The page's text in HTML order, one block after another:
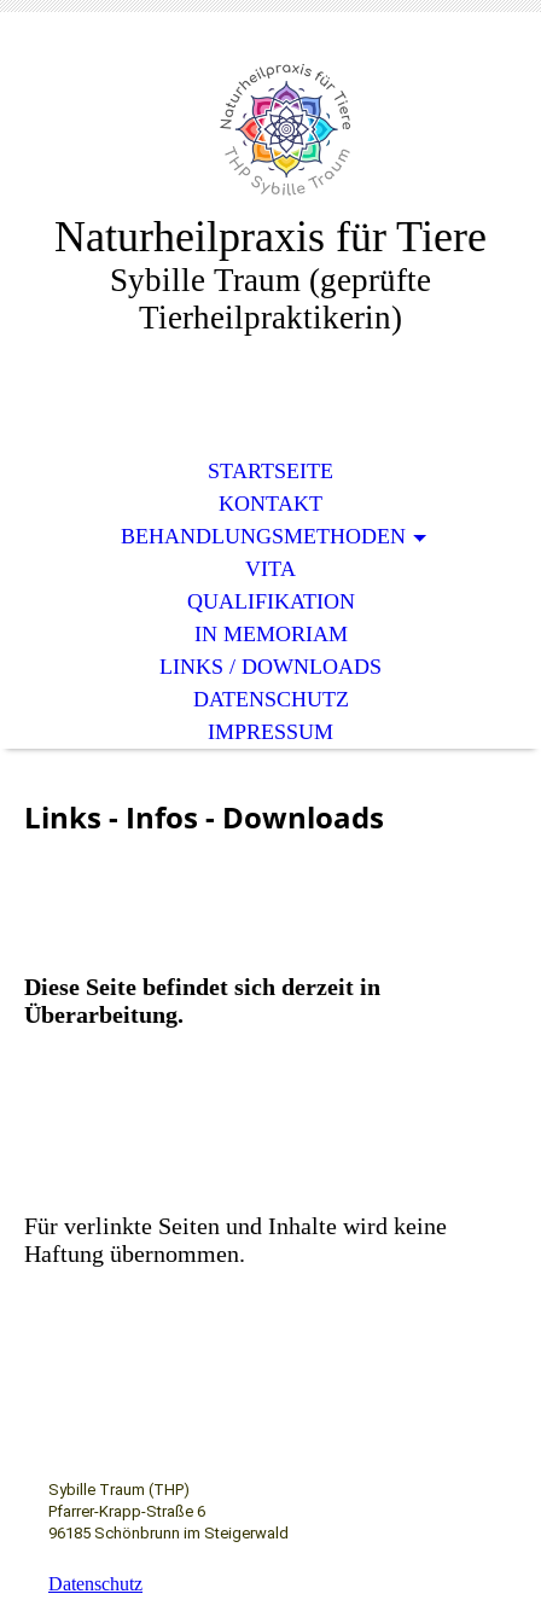
Naturheilpraxis für Tiere
Sybille Traum (geprüfte
Tierheilpraktikerin)
STARTSEITE
KONTAKT
BEHANDLUNGSMETHODEN
VITA
QUALIFIKATION
IN MEMORIAM
LINKS / DOWNLOADS
DATENSCHUTZ
IMPRESSUM
Links - Infos - Downloads
Diese Seite befindet sich derzeit in
Überarbeitung.
Für verlinkte Seiten und Inhalte wird keine
Haftung übernommen.
Sybille Traum (THP)
Pfarrer-Krapp-Straße 6
96185 Schönbrunn im Steigerwald
Datenschutz